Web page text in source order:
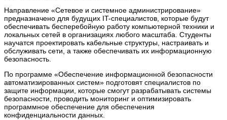
Направление «Сетевое и системное администрирование»
предназначено для будущих IT-специалистов, которые будут
обеспечивать бесперебойную работу компьютерной техники и
локальных сетей в организациях любого масштаба. Студенты
научатся проектировать кабельные структуры, настраивать и
обслуживать сети, а также обеспечивать их информационную
безопасность.
По программе «Обеспечение информационной безопасности
автоматизированных систем» подготовят специалистов по
защите информации, которые смогут разрабатывать системы
безопасности, проводить мониторинг и оптимизировать
программное обеспечение для обеспечения
конфиденциальности данных.